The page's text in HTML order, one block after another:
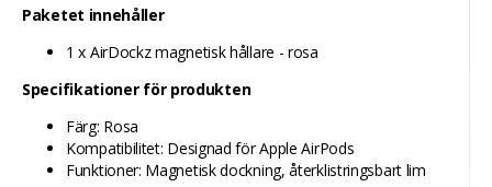
Paketet innehåller
1 x AirDockz magnetisk hållare - rosa
Specifikationer för produkten
Färg: Rosa
Kompatibilitet: Designad för Apple AirPods
Funktioner: Magnetisk dockning, återklistringsbart lim